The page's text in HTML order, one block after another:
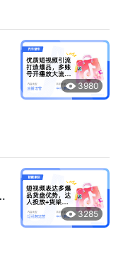
3980
3285